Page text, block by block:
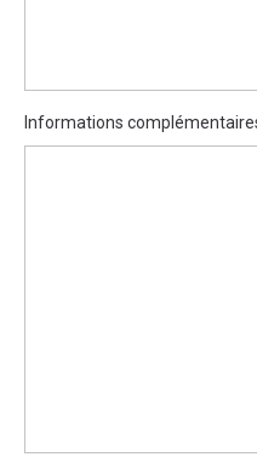
Informations